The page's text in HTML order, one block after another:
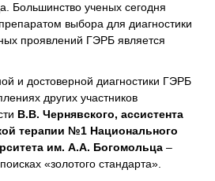
Большинство ученых сегодня
выбора для диагностики
проявлений ГЭРБ является
и достоверной диагностики ГЭРБ
других участников
В.В. Чернявского, ассистента
терапии №1 Национального
им. А.А. Богомольца –
«золотого стандарта».